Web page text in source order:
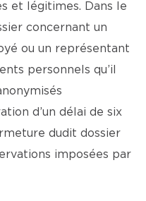
et légitimes. Dans le
concernant un
ou un représentant
personnels qu’il
d’un délai de six
dudit dossier
imposées par